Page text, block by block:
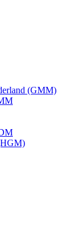
(GMM)